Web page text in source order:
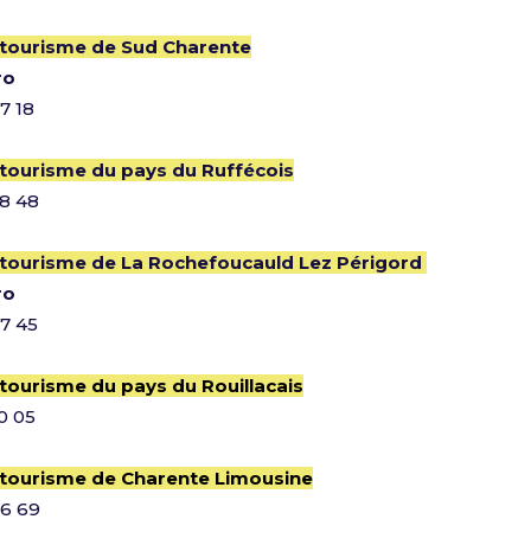
de Sud Charente
18
du pays du Ruffécois
48
de La Rochefoucauld Lez Périgord
45
du pays du Rouillacais
05
de Charente Limousine
69